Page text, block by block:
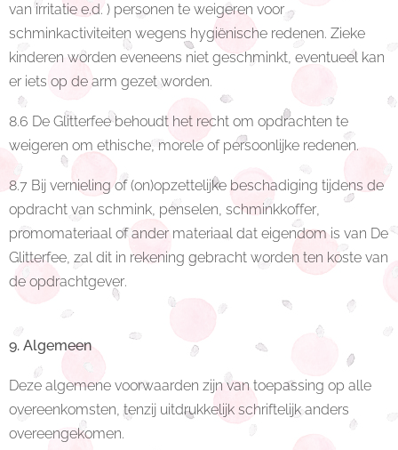
van irritatie e.d. ) personen te weigeren voor
schminkactiviteiten wegens hygiënische redenen. Zieke
kinderen worden eveneens niet geschminkt, eventueel kan
er iets op de arm gezet worden.
8.6 De Glitterfee behoudt het recht om opdrachten te
weigeren om ethische, morele of persoonlijke redenen.
8.7 Bij vernieling of (on)opzettelijke beschadiging tijdens de
opdracht van schmink, penselen, schminkkoffer,
promomateriaal of ander materiaal dat eigendom is van De
Glitterfee, zal dit in rekening gebracht worden ten koste van
de opdrachtgever.
9. Algemeen
Deze algemene voorwaarden zijn van toepassing op alle
overeenkomsten, tenzij uitdrukkelijk schriftelijk anders
overeengekomen.